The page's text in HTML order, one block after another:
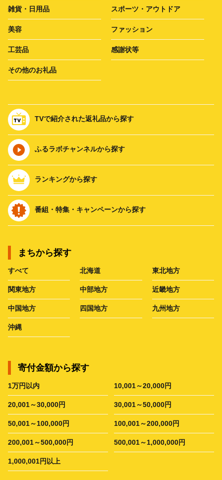
雑貨・日用品 スポーツ・アウトドア
美容 ファッション
工芸品 感謝状等
その他のお礼品
TVで紹介された返礼品から探す
ふるラボチャンネルから探す
ランキングから探す
番組・特集・キャンペーンから探す
まちから探す
すべて 北海道 東北地方
関東地方 中部地方 近畿地方
中国地方 四国地方 九州地方
沖縄
寄付金額から探す
1万円以内 10,001～20,000円
20,001～30,000円 30,001～50,000円
50,001～100,000円 100,001～200,000円
200,001～500,000円 500,001～1,000,000円
1,000,001円以上